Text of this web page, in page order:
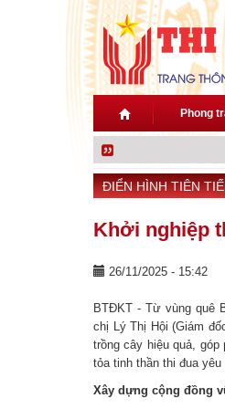
Nhảy đến nội dung
Phong
ĐIỂN HÌNH TIÊN
Khởi nghiệp
26/11/2025 - 15:42
BTĐKT - Từ vùng quê
chị Lý Thị Hội (Giám
trồng cây hiệu quả,
tỏa tinh thần thi đua
Xây dựng cộng đồng